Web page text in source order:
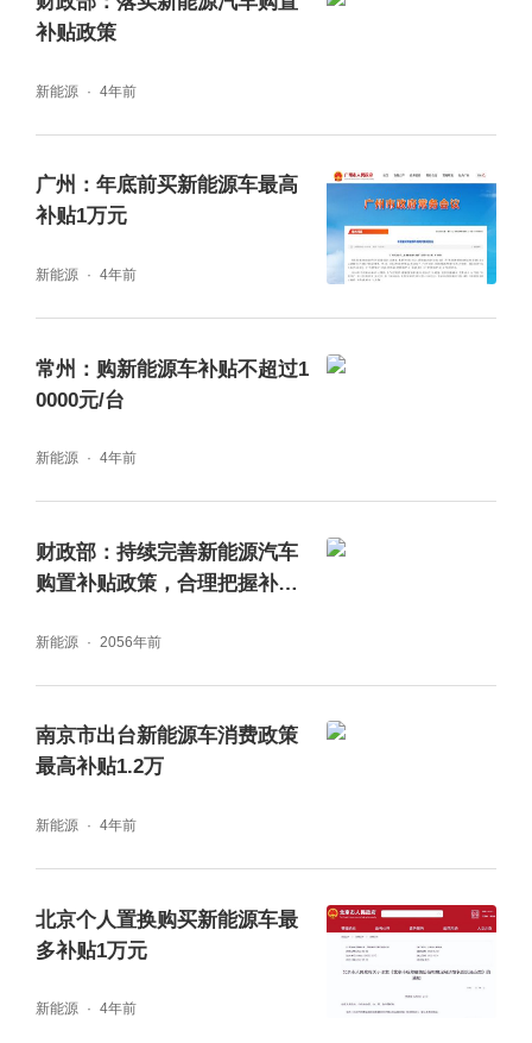
补贴政策
新能源 4年前
广州：年底前买新能源车最高
补贴1万元
新能源 4年前
常州：购新能源车补贴不超过1
0000元/台
新能源 4年前
财政部：持续完善新能源汽车
购置补贴政策，合理把握补贴
新能源 2056年前
南京市出台新能源车消费政策
最高补贴1.2万
新能源 4年前
北京个人置换购买新能源车最
多补贴1万元
新能源 4年前